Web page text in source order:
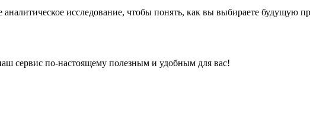
исследование, чтобы понять, как вы выбираете будущую
сервис по-настоящему полезным и удобным для вас!